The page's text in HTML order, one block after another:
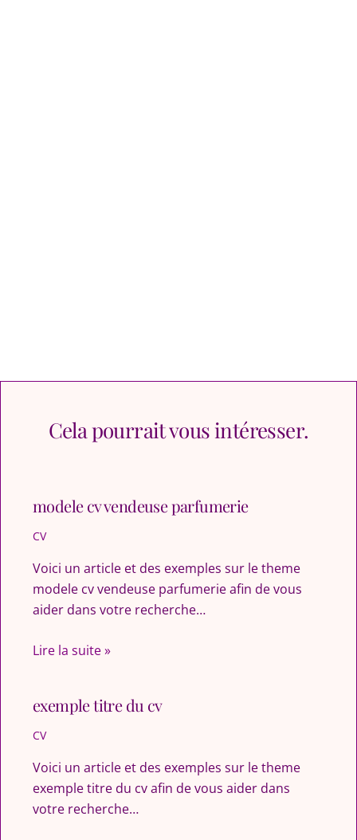
Cela pourrait vous intéresser.
modele cv vendeuse parfumerie
CV
Voici un article et des exemples sur le theme
modele cv vendeuse parfumerie afin de vous
aider dans votre recherche…
Lire la suite »
exemple titre du cv
CV
Voici un article et des exemples sur le theme
exemple titre du cv afin de vous aider dans
votre recherche…